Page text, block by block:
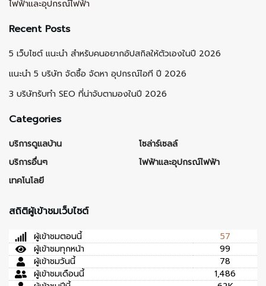
ไฟฟ้าและอุปกรณ์ไฟฟ้า
Recent Posts
5 เว็บไซต์ แนะนำ สำหรับคนอยากอัปสกิลให้ตัวเองในปี 2026
แนะนำ 5 บริษัท จัดซื้อ จัดหา อุปกรณ์ไอที ปี 2026
3 บริษัทรับทำ SEO ที่น่าจับตามองในปี 2026
Categories
บริการดูแลบ้าน
บริการอื่นๆ
เทคโนโลยี
โซล่าร์เซลล์
ไฟฟ้าและอุปกรณ์ไฟฟ้า
สถิติผู้เข้าชมเว็บไซต์
ผู้เข้าชมตอนนี้
57
ผู้เข้าชมทุกหน้า
99
ผู้เข้าชมวันนี้
78
ผู้เข้าชมเดือนนี้
1,486